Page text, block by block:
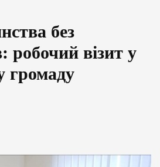
без
робочий візит у
громаду